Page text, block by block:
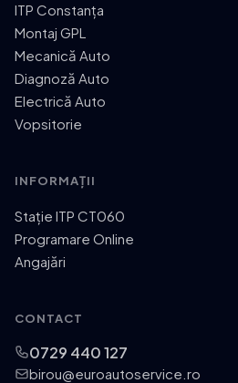
ITP Constanța
Montaj GPL
Mecanică Auto
Diagnoză Auto
Electrică Auto
Vopsitorie
INFORMAȚII
Stație ITP CT060
Programare Online
Angajări
CONTACT
0729 440 127
birou@euroautoservice.ro